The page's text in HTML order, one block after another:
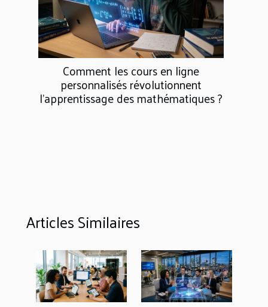
Comment les cours en ligne
personnalisés révolutionnent
l'apprentissage des mathématiques ?
Articles Similaires